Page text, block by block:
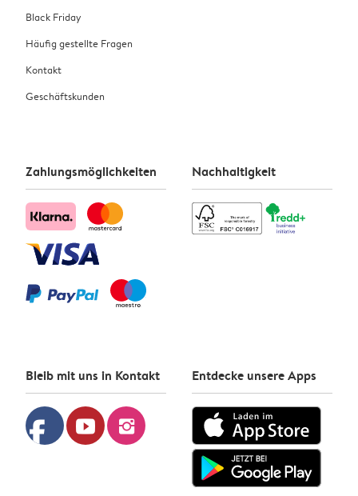
Black Friday
Häufig gestellte Fragen
Kontakt
Geschäftskunden
Zahlungsmöglichkeiten Nachhaltigkeit
Bleib mit uns in Kontakt
facebook youtube instagram
Entdecke unsere Apps